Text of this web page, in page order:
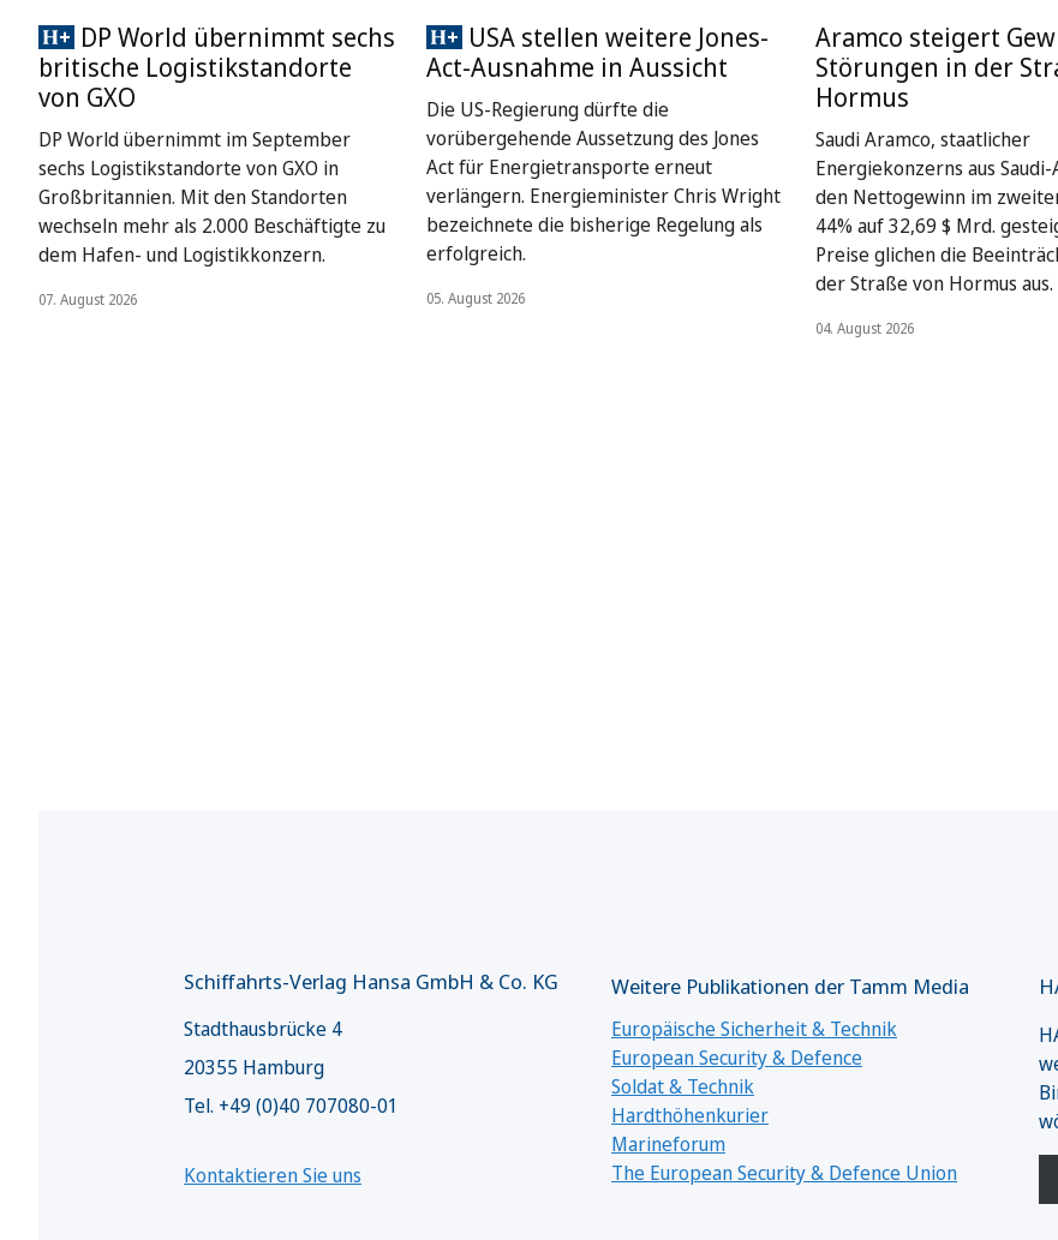
DP World übernimmt sechs
britische Logistikstandorte
von GXO
DP World übernimmt im September
sechs Logistikstandorte von GXO in
Großbritannien. Mit den Standorten
wechseln mehr als 2.000 Beschäftigte zu
dem Hafen- und Logistikkonzern.
07. August 2026
USA stellen weitere Jones-
Act-Ausnahme in Aussicht
Die US-Regierung dürfte die
vorübergehende Aussetzung des Jones
Act für Energietransporte erneut
verlängern. Energieminister Chris Wright
bezeichnete die bisherige Regelung als
erfolgreich.
05. August 2026
Aramco steigert
Störungen in der
Hormus
Saudi Aramco, staatlicher
Energiekonzerns aus
den Nettogewinn im
44% auf 32,69 $ Mrd.
Preise glichen die
der Straße von Hormus aus.
04. August 2026
Schiffahrts-Verlag Hansa GmbH & Co. KG
Stadthausbrücke 4
20355 Hamburg
Tel. +49 (0)40 707080-01
Kontaktieren Sie uns
Weitere Publikationen der Tamm Media
Europäische Sicherheit & Technik
European Security & Defence
Soldat & Technik
Hardthöhenkurier
Marineforum
The European Security & Defence Union